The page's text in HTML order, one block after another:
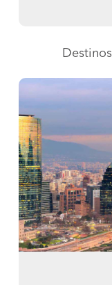
Destinos